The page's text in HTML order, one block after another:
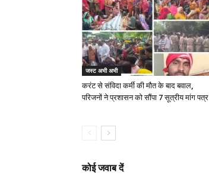
जस्ट अभी अभी
करंट से संविदा कर्मी की मौत के बाद बवाल,
परिजनों ने प्रशासन को सौंपा 7 सूत्रीय मांग पत्र
कोई जवाब दें